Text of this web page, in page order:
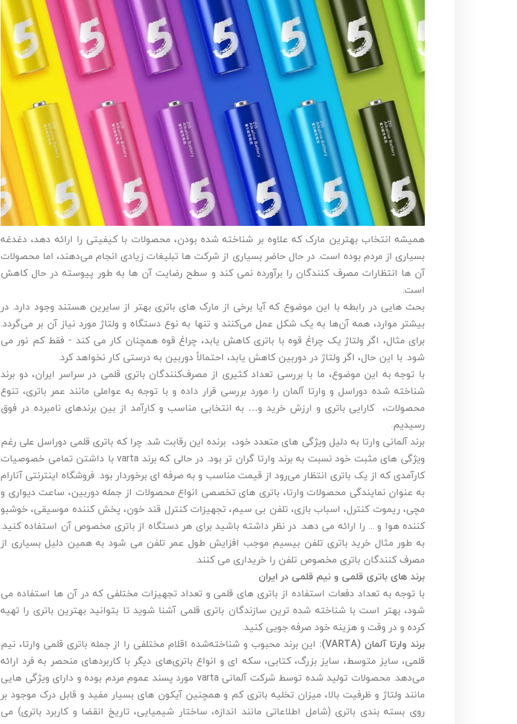
همیشه انتخاب بهترین مارک که علاوه بر شناخته شده بودن، محصولات با کیفیتی را ارائه دهد، دغدغه
بسیاری از مردم بوده است. در حال حاضر بسیاری از شرکت ها تبلیغات زیادی انجام می‌دهند، اما محصولات
آن ها انتظارات مصرف کنندگان را برآورده نمی کند و سطح رضایت آن ها به طور پیوسته در حال کاهش
است.
بحث هایی در رابطه با این موضوع که آیا برخی از مارک های باتری بهتر از سایرین هستند وجود دارد. در
بیشتر موارد، همه آن‌ها به یک شکل عمل می‌کنند و تنها به نوع دستگاه و ولتاژ مورد نیاز آن بر می‌گردد.
برای مثال، اگر ولتاژ یک چراغ قوه با باتری کاهش یابد، چراغ قوه همچنان کار می کند - فقط کم نور می
شود. با این حال، اگر ولتاژ در دوربین کاهش یابد، احتمالاً دوربین به درستی کار نخواهد کرد.
با توجه به این موضوع، ما با بررسی تعداد کثیری از مصرف‌کنندگان باتری قلمی در سراسر ایران، دو برند
شناخته شده دوراسل و وارتا آلمان را مورد بررسی قرار داده و با توجه به عواملی مانند عمر باتری، تنوع
محصولات، ‌ کارایی باتری و ارزش خرید و… به انتخابی مناسب و کارآمد از بین برندهای نامبرده در فوق
رسیدیم.
برند آلمانی وارتا به دلیل ویژگی های متعدد خود، ‌ برنده این رقابت شد. چرا که باتری قلمی دوراسل علی رغم
ویژگی های مثبت خود نسبت به برند وارتا گران تر بود. در حالی که برند varta با داشتن تمامی خصوصیات
کارآمدی که از یک باتری انتظار می‌رود از قیمت مناسب و به صرفه ای برخوردار بود. فروشگاه اینترنتی آنارام
به عنوان نمایندگی محصولات وارتا، باتری های تخصصی انواع محصولات از جمله دوربین، ساعت دیواری و
مچی، ریموت کنترل، اسباب بازی، تلفن بی سیم، تجهیزات کنترل قند خون، پخش کننده موسیقی، خوشبو
کننده هوا و ... را ارائه می دهد. در نظر داشته باشید برای هر دستگاه از باتری مخصوص آن استفاده کنید.
به طور مثال خرید باتری تلفن بیسیم موجب افزایش طول عمر تلفن می شود به همین دلیل بسیاری از
مصرف کنندگان باتری مخصوص تلفن را خریداری می کنند.
برند های باتری قلمی و نیم قلمی در ایران
با توجه به تعداد دفعات استفاده از باتری های قلمی و تعداد تجهیزات مختلفی که در آن ها استفاده می
شود، بهتر است با شناخته شده ترین سازندگان باتری قلمی آشنا شوید تا بتوانید بهترین باتری را تهیه
کرده و در وقت و هزینه خود صرفه جویی کنید.
برند وارتا آلمان (VARTA):
این برند محبوب و شناخته‌شده اقلام مختلفی را از جمله باتری قلمی وارتا، نیم
قلمی، سایز متوسط، سایز بزرگ، کتابی، سکه ای و انواع باتری‌های دیگر با کاربردهای منحصر به فرد ارائه
می‌دهد. محصولات تولید شده توسط شرکت آلمانی varta مورد پسند عموم مردم بوده و دارای ویژگی هایی
مانند ولتاژ و ظرفیت بالا، میزان تخلیه باتری کم و همچنین آیکون های بسیار مفید و قابل درک موجود بر
روی بسته بندی باتری (شامل اطلاعاتی مانند اندازه، ساختار شیمیایی، تاریخ انقضا و کاربرد باتری) می